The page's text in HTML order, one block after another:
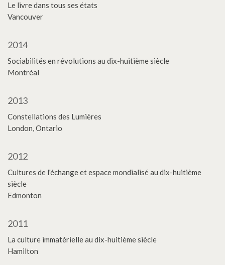
Le livre dans tous ses états
Vancouver
2014
Sociabilités en révolutions au dix-huitième siècle
Montréal
2013
Constellations des Lumières
London, Ontario
2012
Cultures de l'échange et espace mondialisé au dix-huitième
siècle
Edmonton
2011
La culture immatérielle au dix-huitième siècle
Hamilton